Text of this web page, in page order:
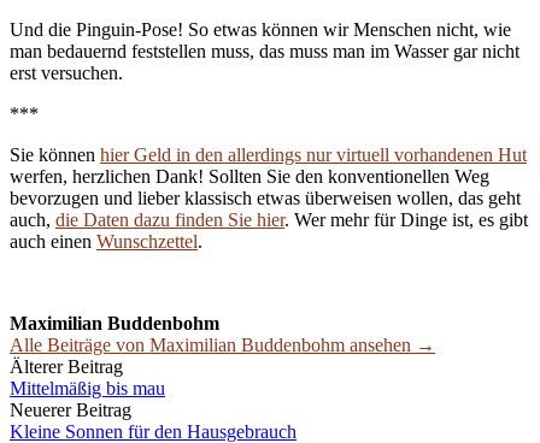
Und die Pinguin-Pose! So etwas können wir Menschen nicht, wie
man bedauernd feststellen muss, das muss man im Wasser gar nicht
erst versuchen.
***
Sie können hier Geld in den allerdings nur virtuell vorhandenen Hut
werfen, herzlichen Dank! Sollten Sie den konventionellen Weg
bevorzugen und lieber klassisch etwas überweisen wollen, das geht
auch, die Daten dazu finden Sie hier. Wer mehr für Dinge ist, es gibt
auch einen Wunschzettel.
Maximilian Buddenbohm
Alle Beiträge von Maximilian Buddenbohm ansehen →
Beitrags-
Navigation
Älterer Beitrag
Mittelmäßig bis mau
Neuerer Beitrag
Kleine Sonnen für den Hausgebrauch